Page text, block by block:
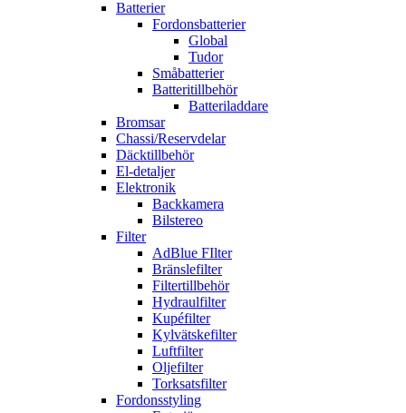
Batterier
Fordonsbatterier
Global
Tudor
Småbatterier
Batteritillbehör
Batteriladdare
Bromsar
Chassi/Reservdelar
Däcktillbehör
El-detaljer
Elektronik
Backkamera
Bilstereo
Filter
AdBlue FIlter
Bränslefilter
Filtertillbehör
Hydraulfilter
Kupéfilter
Kylvätskefilter
Luftfilter
Oljefilter
Torksatsfilter
Fordonsstyling